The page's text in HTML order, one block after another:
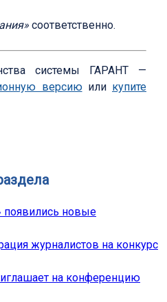
соответственно.
системы ГАРАНТ —
версиюили купите
появились новые
журналистов на конкурс
на конференцию